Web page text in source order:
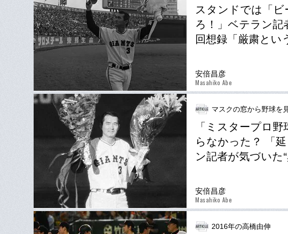
スタンドでは「
ろ！」ベテラン記
回想録「厳粛とい
安倍昌彦
Masahiko Abe
マスクの窓から野球を
「ミスタープロ
らなかった？ 「
ン記者が気づいた
安倍昌彦
Masahiko Abe
2016年の高橋由伸